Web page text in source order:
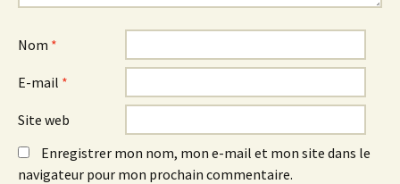
Nom *
E-mail *
Site web
Enregistrer mon nom, mon e-mail et mon site dans le
navigateur pour mon prochain commentaire.